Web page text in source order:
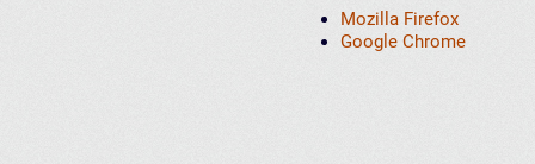
Mozilla Firefox
Google Chrome